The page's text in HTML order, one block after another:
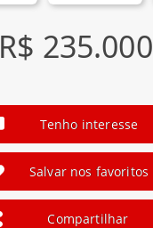
R$ 235.000
Tenho interesse
Salvar nos favoritos
Compartilhar